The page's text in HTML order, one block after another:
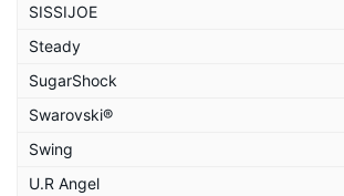
SISSIJOE
Steady
SugarShock
Swarovski®
Swing
U.R Angel